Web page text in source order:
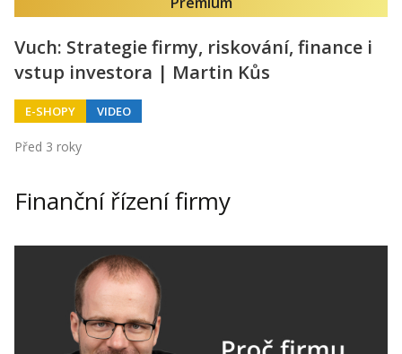
Vuch: Strategie firmy, riskování, finance i
vstup investora | Martin Kůs
E-SHOPY VIDEO
Před 3 roky
Finanční řízení firmy